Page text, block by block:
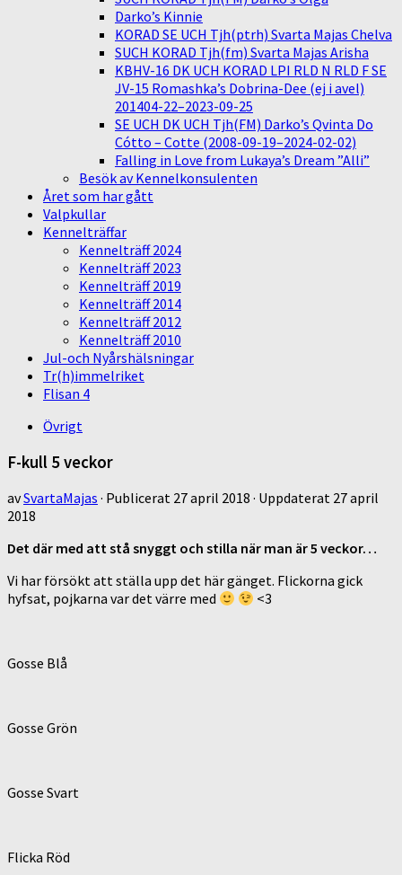
Darko’s Kinnie
KORAD SE UCH Tjh(ptrh) Svarta Majas Chelva
SUCH KORAD Tjh(fm) Svarta Majas Arisha
KBHV-16 DK UCH KORAD LPI RLD N RLD F SE
JV-15 Romashka’s Dobrina-Dee (ej i avel)
201404-22–2023-09-25
SE UCH DK UCH Tjh(FM) Darko’s Qvinta Do
Cótto – Cotte (2008-09-19–2024-02-02)
Falling in Love from Lukaya’s Dream ”Alli”
Besök av Kennelkonsulenten
Året som har gått
Valpkullar
Kennelträffar
Kennelträff 2024
Kennelträff 2023
Kennelträff 2019
Kennelträff 2014
Kennelträff 2012
Kennelträff 2010
Jul-och Nyårshälsningar
Tr(h)immelriket
Flisan 4
Övrigt
F-kull 5 veckor
avSvartaMajas · Publicerat 27 april 2018 · Uppdaterat 27 april
2018
Det där med att stå snyggt och stilla när man är 5 veckor…
Vi har försökt att ställa upp det här gänget. Flickorna gick
hyfsat, pojkarna var det värre med
<3
Gosse Blå
Gosse Grön
Gosse Svart
Flicka Röd